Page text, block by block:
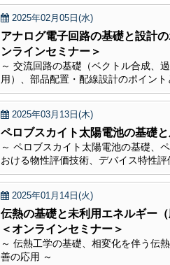
2025年02月05日(水)
アナログ電子回路の基礎と設計
ンラインセミナー＞
～ 交流回路の基礎（ベクトル合成、
用）、部品配置・配線設計のポイン
2025年03月13日(木)
ペロブスカイト太陽電池の基礎
～ ペロブスカイト太陽電池の基礎、
おける物性評価技術、デバイス特性
2025年01月14日(火)
伝熱の基礎と未利用エネルギー
＜オンラインセミナー＞
～ 伝熱工学の基礎、相変化を伴う伝
善の応用 ～